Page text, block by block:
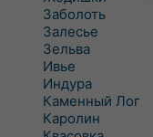
Заболоть
Залесье
Зельва
Ивье
Индура
Каменный Лог
Каролин